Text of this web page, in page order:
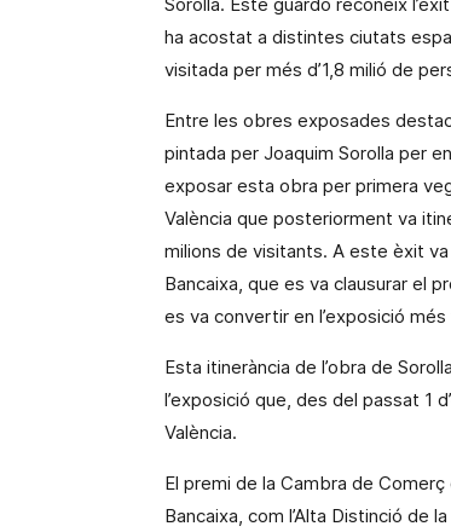
ha acostat a distintes ciutats
visitada per més d’1,8 milió de
Entre les obres exposades
pintada per Joaquim Sorolla per
exposar esta obra per primera
València que posteriorment va
milions de visitants. A este èxit
Bancaixa, que es va clausurar el
es va convertir en l’exposició
Esta itinerància de l’obra de
l’exposició que, des del passat 1
València.
El premi de la Cambra de
Bancaixa, com l’Alta Distinció de